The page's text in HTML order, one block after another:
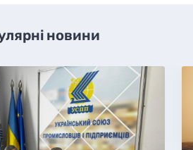
новини